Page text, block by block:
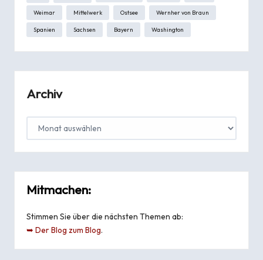
Weimar Mittelwerk Ostsee Wernher von Braun
Spanien Sachsen Bayern Washington
Archiv
Mitmachen:
Stimmen Sie über die nächsten Themen ab:
➥ Der Blog zum Blog.